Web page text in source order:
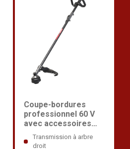
Coupe-bordures
professionnel 60 V
avec accessoires
multiples
Transmission à arbre
droit